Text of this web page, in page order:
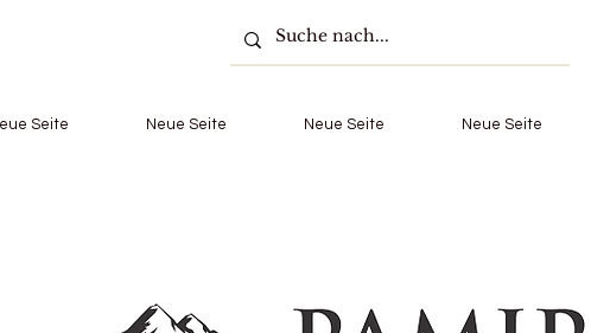
Seite Neue Seite Neue Seite Neue Seite